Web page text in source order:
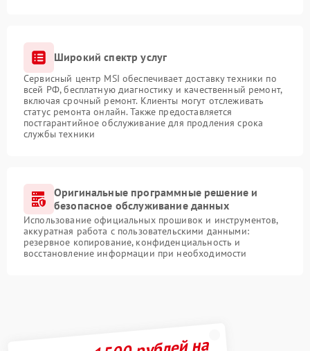
Широкий спектр услуг
Сервисный центр MSI обеспечивает доставку техники по
всей РФ, бесплатную диагностику и качественный ремонт,
включая срочный ремонт. Клиенты могут отслеживать
статус ремонта онлайн. Также предоставляется
постгарантийное обслуживание для продления срока
службы техники
Оригинальные программные решение и
безопасное обслуживание данных
Использование официальных прошивок и инструментов,
аккуратная работа с пользовательскими данными:
резервное копирование, конфиденциальность и
восстановление информации при необходимости